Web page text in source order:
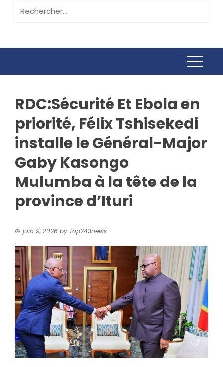
RDC:Sécurité Et Ebola en
priorité, Félix Tshisekedi
installe le Général-Major
Gaby Kasongo
Mulumba à la tête de la
province d’Ituri
juin 9, 2026 by Top243news